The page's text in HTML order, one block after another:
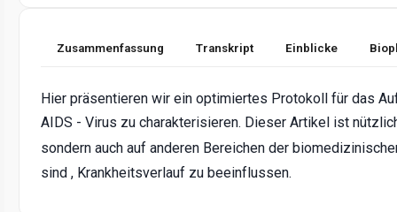
Zusammenfassung Transkript Einblicke
Hier präsentieren wir ein optimiertes Protokoll für das
AIDS - Virus zu charakterisieren. Dieser Artikel ist
sondern auch auf anderen Bereichen der
sind , Krankheitsverlauf zu beeinflussen.